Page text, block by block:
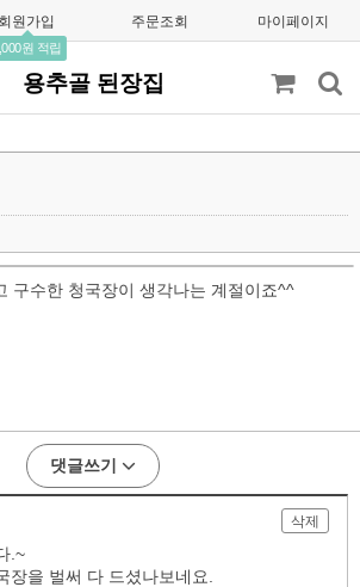
회원가입
원 적립
주문조회 마이페이지
용추골 된장집
구수한 청국장이 생각나는 계절이죠^^
댓글쓰기
삭제
.~
장을 벌써 다 드셨나보네요.